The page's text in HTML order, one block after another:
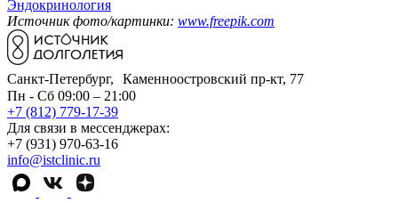
Эндокринология
Источник фото/картинки: www.freepik.com
Санкт-Петербург, Каменноостровский пр-кт, 77
Пн - Сб 09:00 – 21:00
+7 (812) 779-17-39
Для связи в мессенджерах:
+7 (931) 970-63-16
info@istclinic.ru